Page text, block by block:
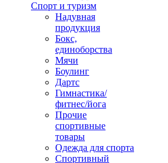
Спорт и туризм
Надувная
продукция
Бокс,
единоборства
Мячи
Боулинг
Дартс
Гимнастика/
фитнес/йога
Прочие
спортивные
товары
Одежда для спорта
Спортивный